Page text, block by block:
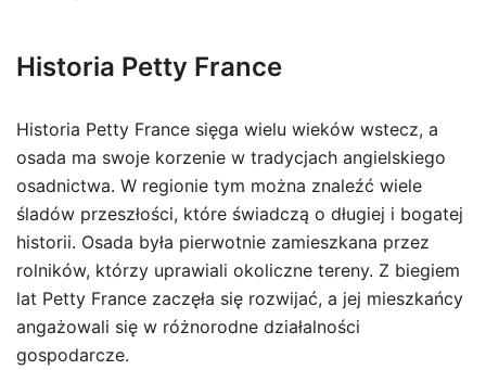
Historia Petty France
Historia Petty France sięga wielu wieków wstecz, a
osada ma swoje korzenie w tradycjach angielskiego
osadnictwa. W regionie tym można znaleźć wiele
śladów przeszłości, które świadczą o długiej i bogatej
historii. Osada była pierwotnie zamieszkana przez
rolników, którzy uprawiali okoliczne tereny. Z biegiem
lat Petty France zaczęła się rozwijać, a jej mieszkańcy
angażowali się w różnorodne działalności
gospodarcze.